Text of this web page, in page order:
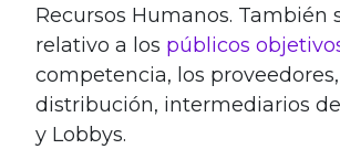
Recursos Humanos. También
relativo a los públicos
competencia, los
distribución, intermediarios
y Lobbys.